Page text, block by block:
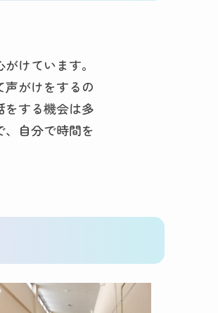
けています。
がけをするの
をする機会は多
自分で時間を